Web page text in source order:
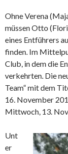
Ohne Verena
müssen Otto
eines Entführers
finden. Im
Club, in dem die
verkehrten. Die
Team“ mit dem
16. November
Mittwoch, 13.
Unt
er